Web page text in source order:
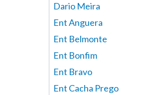
Dario Meira
Ent Anguera
Ent Belmonte
Ent Bonfim
Ent Bravo
Ent Cacha Prego